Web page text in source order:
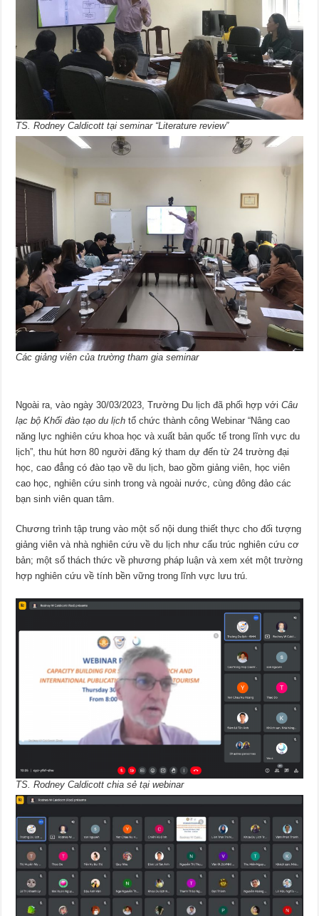
TS. Rodney Caldicott tại seminar “Literature review”
Các giảng viên của trường tham gia seminar
Ngoài ra, vào ngày 30/03/2023, Trường Du lịch đã phối hợp vớiCâu
lạc bộ Khối đào tạo du lịch tổ chức thành công Webinar “Nâng cao
năng lực nghiên cứu khoa học và xuất bản quốc tế trong lĩnh vực du
lịch”, thu hút hơn 80 người đăng ký tham dự đến từ 24 trường đại
học, cao đẳng có đào tạo về du lịch, bao gồm giảng viên, học viên
cao học, nghiên cứu sinh trong và ngoài nước, cùng đông đảo các
bạn sinh viên quan tâm.
Chương trình tập trung vào một số nội dung thiết thực cho đối tượng
giảng viên và nhà nghiên cứu về du lịch như cấu trúc nghiên cứu cơ
bản; một số thách thức về phương pháp luận và xem xét một trường
hợp nghiên cứu về tính bền vững trong lĩnh vực lưu trú.
TS. Rodney Caldicott chia sẻ tại webinar